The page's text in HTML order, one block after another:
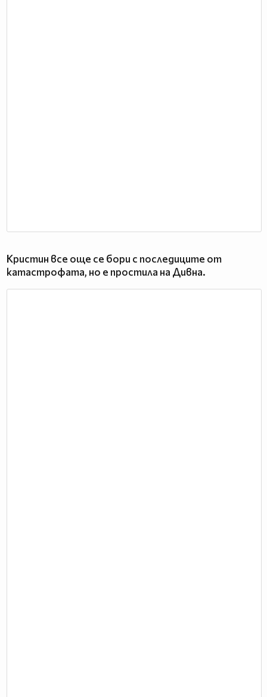
Кристин все още се бори с последиците от
катастрофата, но е простила на Дивна.